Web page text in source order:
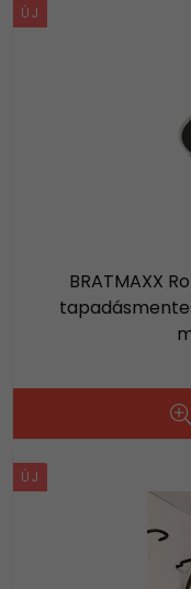
ÚJ
BRATMAXX
ÚJ